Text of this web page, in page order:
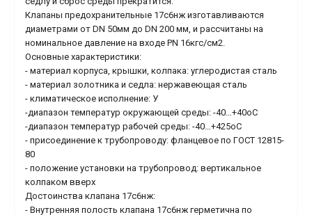
Клапаны предохранительные 17с6нж изготавливаются
диаметрами от DN 50мм до DN 200 мм, и рассчитаны на
номинальное давление на входе PN 16кгс/см2.
Основные характеристики:
- материал корпуса, крышки, колпака: углеродистая сталь
- материал золотника и седла: нержавеющая сталь
- климатическое исполнение: У
-диапазон температур окружающей среды: -40…+40оС
-диапазон температур рабочей среды: -40…+425оС
- присоединение к трубопроводу: фланцевое по ГОСТ 12815-
80
- положение установки на трубопровод: вертикальное
колпаком вверх
Достоинства клапана 17с6нж:
- Внутренняя полость клапана 17с6нж герметична по